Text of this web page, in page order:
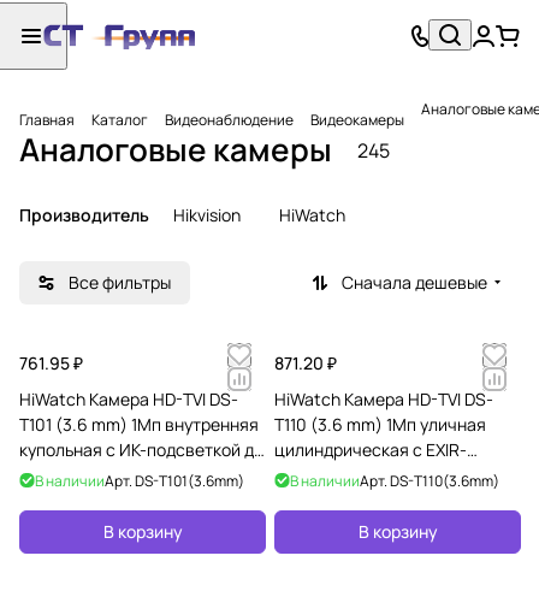
Главная Каталог Видеонаблюдение Видеокамеры Аналоговые
Аналоговые камеры 245
Производитель Hikvision HiWatch
Все фильтры Сначала дешевые
761.95 ₽
HiWatch Камера HD-TVI DS-
T101 (3.6 mm) 1Мп внутренняя
купольная с ИК-подсветкой до
20мВ наличииАрт.DS-T101(3.6mm)
В корзину
871.20 ₽
HiWatch Камера HD-TVI DS-
T110 (3.6 mm) 1Мп уличная
цилиндрическая с EXIR-
подсветкой до 20м
В наличииАрт.DS-T110(3.6mm)
В корзину